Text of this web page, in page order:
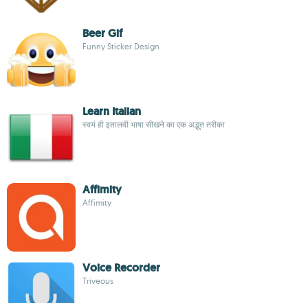
Beer Gif
Funny Sticker Design
Learn Italian
स्वयं ही इतालवी भाषा सीखने का एक अद्भुत तरीका
Affimity
Affimity
Voice Recorder
Triveous